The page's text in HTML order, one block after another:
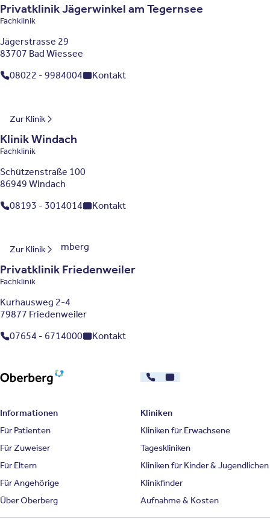
Privatklinik Jägerwinkel am Tegernsee
Fachklinik
Jägerstrasse 29
83707 Bad Wiessee
08022 - 9984004
Kontakt
Zur Klinik
Bayern
Klinik Windach
Fachklinik
Schützenstraße 100
86949 Windach
08193 - 3014014
Kontakt
Zur Klinik
Baden-Württemberg
Privatklinik Friedenweiler
Fachklinik
Kurhausweg 2-4
79877 Friedenweiler
07654 - 6714000
Kontakt
030 - 26478607
Kontakt
Informationen
Für Patienten
Für Zuweiser
Für Eltern
Für Angehörige
Über Oberberg
Kliniken
Kliniken für Erwachsene
Tageskliniken
Kliniken für Kinder & Jugendlichen
Klinikfinder
Aufnahme & Kosten